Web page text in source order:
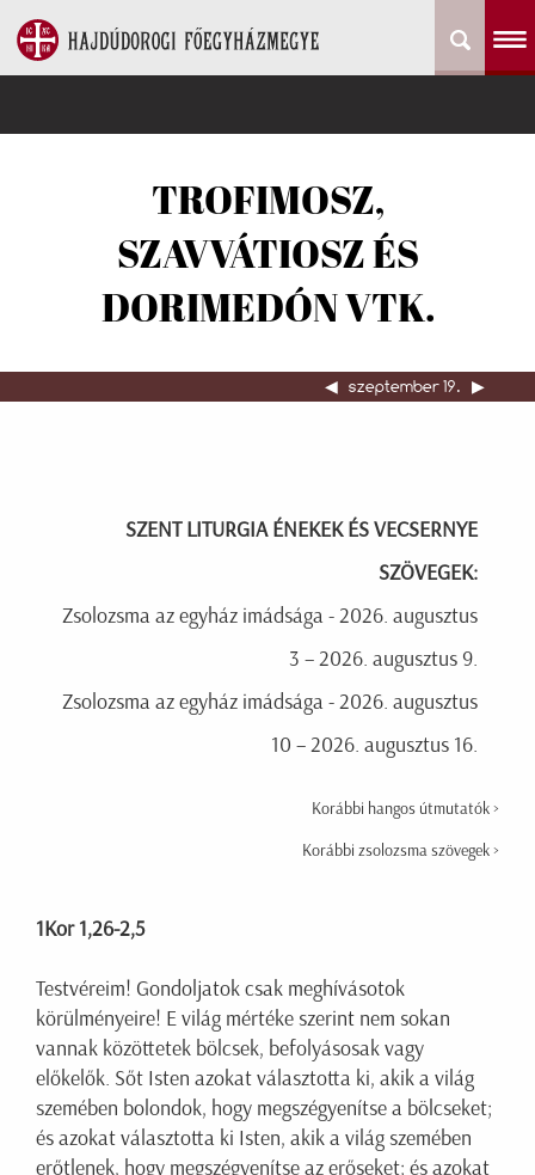
TROFIMOSZ,
SZAVVÁTIOSZ ÉS
DORIMEDÓN VTK.
◀︎ szeptember 19. ▶︎
SZENT LITURGIA ÉNEKEK ÉS VECSERNYE
SZÖVEGEK:
Zsolozsma az egyház imádsága - 2026. augusztus
3 – 2026. augusztus 9.
Zsolozsma az egyház imádsága - 2026. augusztus
10 – 2026. augusztus 16.
Korábbi hangos útmutatók >
Korábbi zsolozsma szövegek >
1Kor 1,26-2,5
Testvéreim! Gondoljatok csak meghívásotok
körülményeire! E világ mértéke szerint nem sokan
vannak közöttetek bölcsek, befolyásosak vagy
előkelők. Sőt Isten azokat választotta ki, akik a világ
szemében bolondok, hogy megszégyenítse a bölcseket;
és azokat választotta ki Isten, akik a világ szemében
erőtlenek, hogy megszégyenítse az erőseket; és azokat